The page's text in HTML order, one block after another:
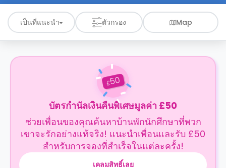
เป็นที่แนะนำ ตัวกรอง Map
£50
บัตรกำนัลเงินคืนพิเศษมูลค่า £50
ช่วยเพื่อนของคุณค้นหาบ้านพักนักศึกษาที่พวก
เขาจะรักอย่างแท้จริง! แนะนำเพื่อนและรับ £50
สำหรับการจองที่สำเร็จในแต่ละครั้ง!
เคลมสิทธิ์เลย